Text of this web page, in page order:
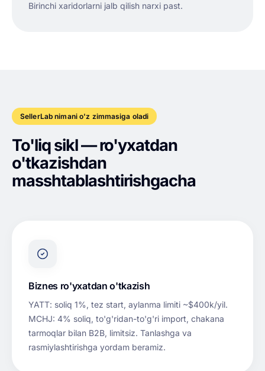
Birinchi xaridorlarni jalb qilish narxi past.
SellerLab nimani o'z zimmasiga oladi
To'liq sikl — ro'yxatdan
o'tkazishdan
masshtablashtirishgacha
Biznes ro'yxatdan o'tkazish
YATT: soliq 1%, tez start, aylanma limiti ~$400k/yil.
MCHJ: 4% soliq, to'g'ridan-to'g'ri import, chakana
tarmoqlar bilan B2B, limitsiz. Tanlashga va
rasmiylashtirishga yordam beramiz.